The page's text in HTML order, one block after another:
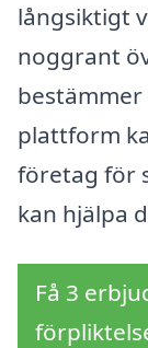
långsiktigt
noggrant
plattform
företag för
kan hjälpa
Få 3